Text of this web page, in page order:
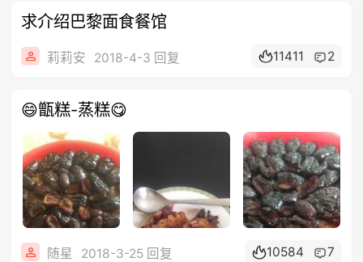
求介绍巴黎面食餐馆
莉莉安 2018-4-3 回复 11411 2
😄甑糕-蒸糕😋
随星 2018-3-25 回复 10584 7